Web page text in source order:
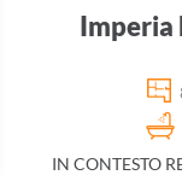
Imperia
IN CONTESTO